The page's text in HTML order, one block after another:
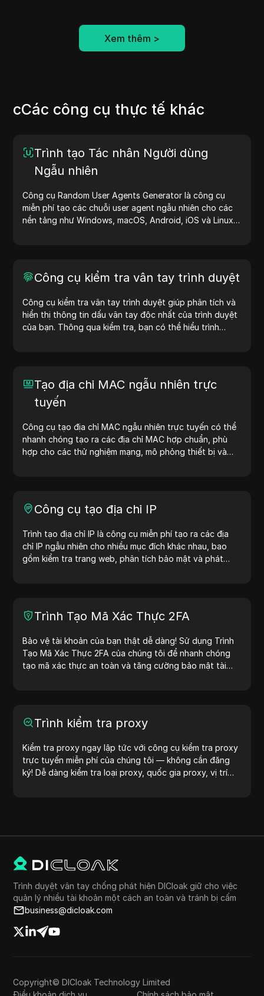
Xem thêm >
cCác công cụ thực tế khác
Trình tạo Tác nhân Người dùng
Ngẫu nhiên
Công cụ Random User Agents Generator là công cụ
miễn phí tạo các chuỗi user agent ngẫu nhiên cho các
nền tảng như Windows, macOS, Android, iOS và Linux.
Đơn giản hóa quy trình làm việc của bạn—bắt đầu tạo
user agent ngay hôm nay!
Công cụ kiểm tra vân tay trình duyệt
Công cụ kiểm tra vân tay trình duyệt giúp phân tích và
hiển thị thông tin dấu vân tay độc nhất của trình duyệt
của bạn. Thông qua kiểm tra, bạn có thể hiểu trình
Tạo địa chỉ MAC ngẫu nhiên trực
tuyến
Công cụ tạo địa chỉ MAC ngẫu nhiên trực tuyến có thể
nhanh chóng tạo ra các địa chỉ MAC hợp chuẩn, phù
hợp cho các thử nghiệm mạng, mô phỏng thiết bị và
Công cụ tạo địa chỉ IP
Trình tạo địa chỉ IP là công cụ miễn phí tạo ra các địa
chỉ IP ngẫu nhiên cho nhiều mục đích khác nhau, bao
gồm kiểm tra trang web, phân tích bảo mật và phát
riêng tư và nhiều mục đích khác. Đơn giản hóa quy trình
làm việc và cải thiện quá trình phát triển — tạo địa chỉ
Trình Tạo Mã Xác Thực 2FA
Bảo vệ tài khoản của bạn thật dễ dàng! Sử dụng Trình
Tạo Mã Xác Thực 2FA của chúng tôi để nhanh chóng
tạo mã xác thực an toàn và tăng cường bảo mật tài
Trình kiểm tra proxy
Kiểm tra proxy ngay lập tức với công cụ kiểm tra proxy
trực tuyến miễn phí của chúng tôi — không cần đăng
ký! Dễ dàng kiểm tra loại proxy, quốc gia proxy, vị trí
Trình duyệt vân tay chống phát hiện DICloak giữ cho việc
quản lý nhiều tài khoản một cách an toàn và tránh bị cấm
business@dicloak.com
Copyright© DICloak Technology Limited